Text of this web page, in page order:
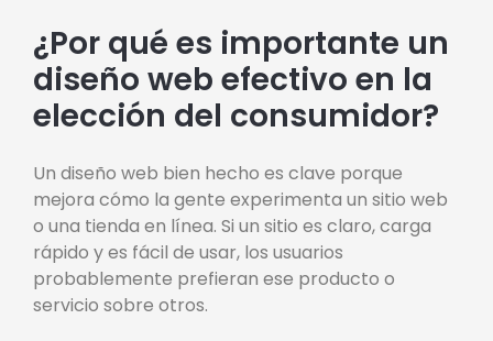
¿Por qué es importante un
diseño web efectivo en la
elección del consumidor?
Un diseño web bien hecho es clave porque
mejora cómo la gente experimenta un sitio web
o una tienda en línea. Si un sitio es claro, carga
rápido y es fácil de usar, los usuarios
probablemente prefieran ese producto o
servicio sobre otros.